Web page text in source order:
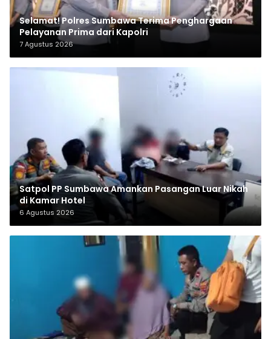
Selamat! Polres Sumbawa Terima Penghargaan
Pelayanan Prima dari Kapolri
7 Agustus 2026
Satpol PP Sumbawa Amankan Pasangan Luar Nikah
di Kamar Hotel
6 Agustus 2026